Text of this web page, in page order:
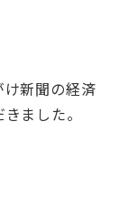
新聞の経済
ました。